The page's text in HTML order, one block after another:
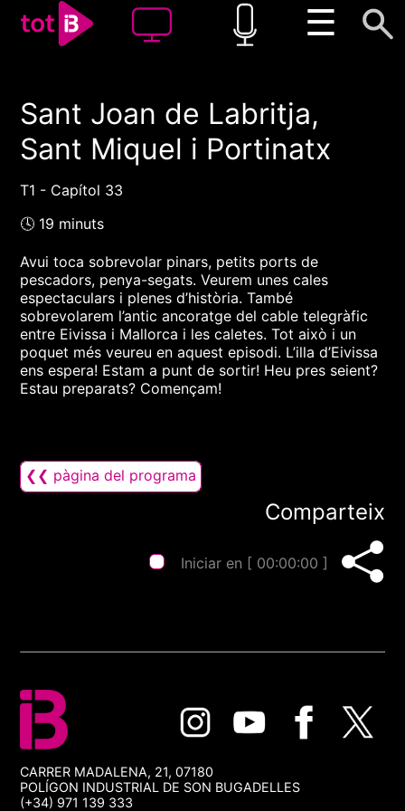
☰
00:00 00:00
1x
Sant Joan de Labritja,
Sant Miquel i Portinatx
T1 - Capítol 33
🕓 19 minuts
Avui toca sobrevolar pinars, petits ports de
pescadors, penya-segats. Veurem unes cales
espectaculars i plenes d’història. També
sobrevolarem l’antic ancoratge del cable telegràfic
entre Eivissa i Mallorca i les caletes. Tot això i un
poquet més veureu en aquest episodi. L’illa d’Eivissa
ens espera! Estam a punt de sortir! Heu pres seient?
Estau preparats? Començam!
❮❮ pàgina del programa
Comparteix
Iniciar en [ 00:00:00 ]
CARRER MADALENA, 21, 07180
POLÍGON INDUSTRIAL DE SON BUGADELLES
(+34) 971 139 333